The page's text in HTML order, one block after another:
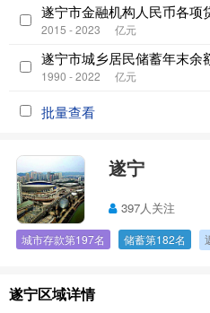
遂宁市金融机构人民币各项
2015 - 2023 亿元
遂宁市城乡居民储蓄年末余
1990 - 2022 亿元
批量查看
遂宁
397人关注
城市存款第197名 储蓄第182名
遂宁区域详情